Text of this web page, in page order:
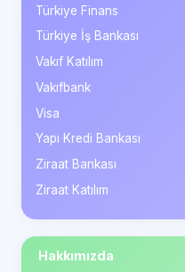
Türkiye Finans
Türkiye İş Bankası
Vakıf Katılım
Vakıfbank
Visa
Yapı Kredi Bankası
Ziraat Bankası
Ziraat Katılım
Hakkımızda